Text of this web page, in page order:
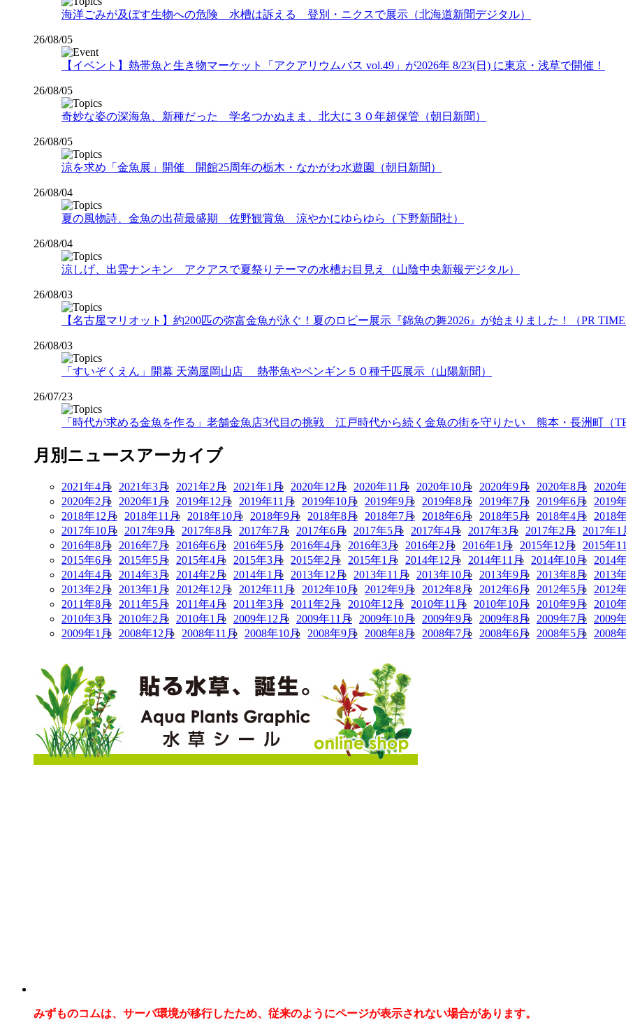
海洋ごみが及ぼす生物への危険 水槽は訴える 登別・ニクスで展示（北海道新聞デジタル）
26/08/05
【イベント】熱帯魚と生き物マーケット「アクアリウムバス vol.49」が2026年 8/23(日) に東京・浅草で開催！
26/08/05
奇妙な姿の深海魚、新種だった 学名つかぬまま、北大に３０年超保管（朝日新聞）
26/08/05
涼を求め「金魚展」開催 開館25周年の栃木・なかがわ水遊園（朝日新聞）
26/08/04
夏の風物詩、金魚の出荷最盛期 佐野観賞魚 涼やかにゆらゆら（下野新聞社）
26/08/04
涼しげ、出雲ナンキン アクアスで夏祭りテーマの水槽お目見え（山陰中央新報デジタル）
26/08/03
【名古屋マリオット】約200匹の弥富金魚が泳ぐ！夏のロビー展示『錦魚の舞2026』が始まりました！（PR
26/08/03
「すいぞくえん」開幕 天満屋岡山店 熱帯魚やペンギン５０種千匹展示（山陽新聞）
26/07/23
「時代が求める金魚を作る」老舗金魚店3代目の挑戦 江戸時代から続く金魚の街を守りたい 熊本・長洲町（
月別ニュースアーカイブ
2021年4月 2021年3月 2021年2月 2021年1月 2020年12月 2020年11月 2020年10月 2020年9月 2020年8月 2020
2020年2月 2020年1月 2019年12月 2019年11月 2019年10月 2019年9月 2019年8月 2019年7月 2019年6月 2019
2018年12月 2018年11月 2018年10月 2018年9月 2018年8月 2018年7月 2018年6月 2018年5月 2018年4月 2018
2017年10月 2017年9月 2017年8月 2017年7月 2017年6月 2017年5月 2017年4月 2017年3月 2017年2月 2017年1
2016年8月 2016年7月 2016年6月 2016年5月 2016年4月 2016年3月 2016年2月 2016年1月 2015年12月 2015年
2015年6月 2015年5月 2015年4月 2015年3月 2015年2月 2015年1月 2014年12月 2014年11月 2014年10月 2014
2014年4月 2014年3月 2014年2月 2014年1月 2013年12月 2013年11月 2013年10月 2013年9月 2013年8月 2013
2013年2月 2013年1月 2012年12月 2012年11月 2012年10月 2012年9月 2012年8月 2012年6月 2012年5月 2012
2011年8月 2011年5月 2011年4月 2011年3月 2011年2月 2010年12月 2010年11月 2010年10月 2010年9月 2010
2010年3月 2010年2月 2010年1月 2009年12月 2009年11月 2009年10月 2009年9月 2009年8月 2009年7月 2009
2009年1月 2008年12月 2008年11月 2008年10月 2008年9月 2008年8月 2008年7月 2008年6月 2008年5月 2008
みずものコムは、サーバ環境が移行したため、従来のようにページが表示されない場合があります。